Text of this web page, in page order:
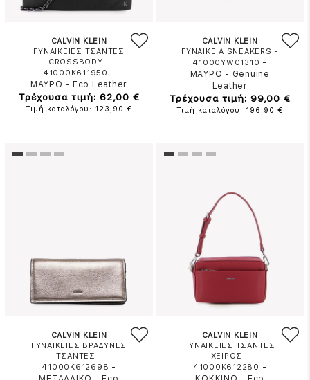
CALVIN KLEIN
ΓΥΝΑΙΚΕΙΕΣ ΤΣΑΝΤΕΣ
CROSSBODY -
41000K611950 -
ΜΑΥΡΟ - Eco Leather
Τρέχουσα τιμή: 62,00 €
Τιμή καταλόγου: 123,90 €
CALVIN KLEIN
ΓΥΝΑΙΚΕΙΑ SNEAKERS -
41000YW01310 -
ΜΑΥΡΟ - Genuine
Leather
Τρέχουσα τιμή: 99,00 €
Τιμή καταλόγου: 196,90 €
CALVIN KLEIN
ΓΥΝΑΙΚΕΙΕΣ ΒΡΑΔΥΝΕΣ
ΤΣΑΝΤΕΣ -
41000K612698 -
CALVIN KLEIN
ΓΥΝΑΙΚΕΙΕΣ ΤΣΑΝΤΕΣ
ΧΕΙΡΟΣ -
41000K612280 -